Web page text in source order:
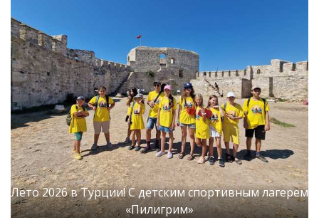
Лето 2026 в Турции! С детским спортивным лагерем
«Пилигрим»